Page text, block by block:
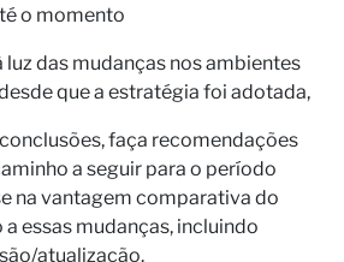
o momento
luz das mudanças nos ambientes
que a estratégia foi adotada,
faça recomendações
a seguir para o período
na vantagem comparativa do
essas mudanças, incluindo
atualização.